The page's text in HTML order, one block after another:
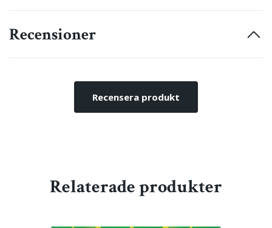
Recensioner
Recensera produkt
Relaterade produkter